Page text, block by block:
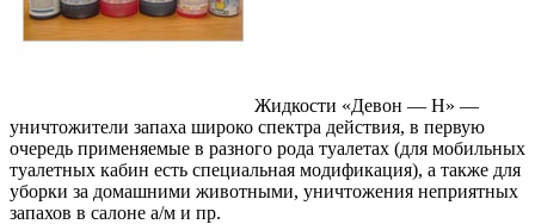
Жидкости «Девон — Н» —
уничтожители запаха широко спектра действия, в первую
очередь применяемые в разного рода туалетах (для мобильных
туалетных кабин есть специальная модификация), а также для
уборки за домашними животными, уничтожения неприятных
запахов в салоне а/м и пр.